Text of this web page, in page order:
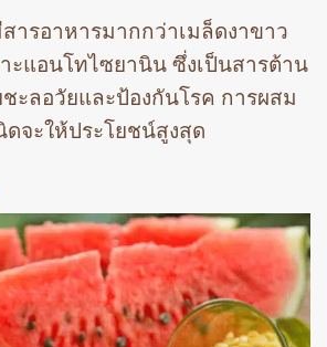
ารอาหารมากกว่าเมล็ดงาขาว
ะแอนโทไซยานิน ซึ่งเป็นสารต้าน
ะลอวัยและป้องกันโรค การผสม
ดจะให้ประโยชน์สูงสุด